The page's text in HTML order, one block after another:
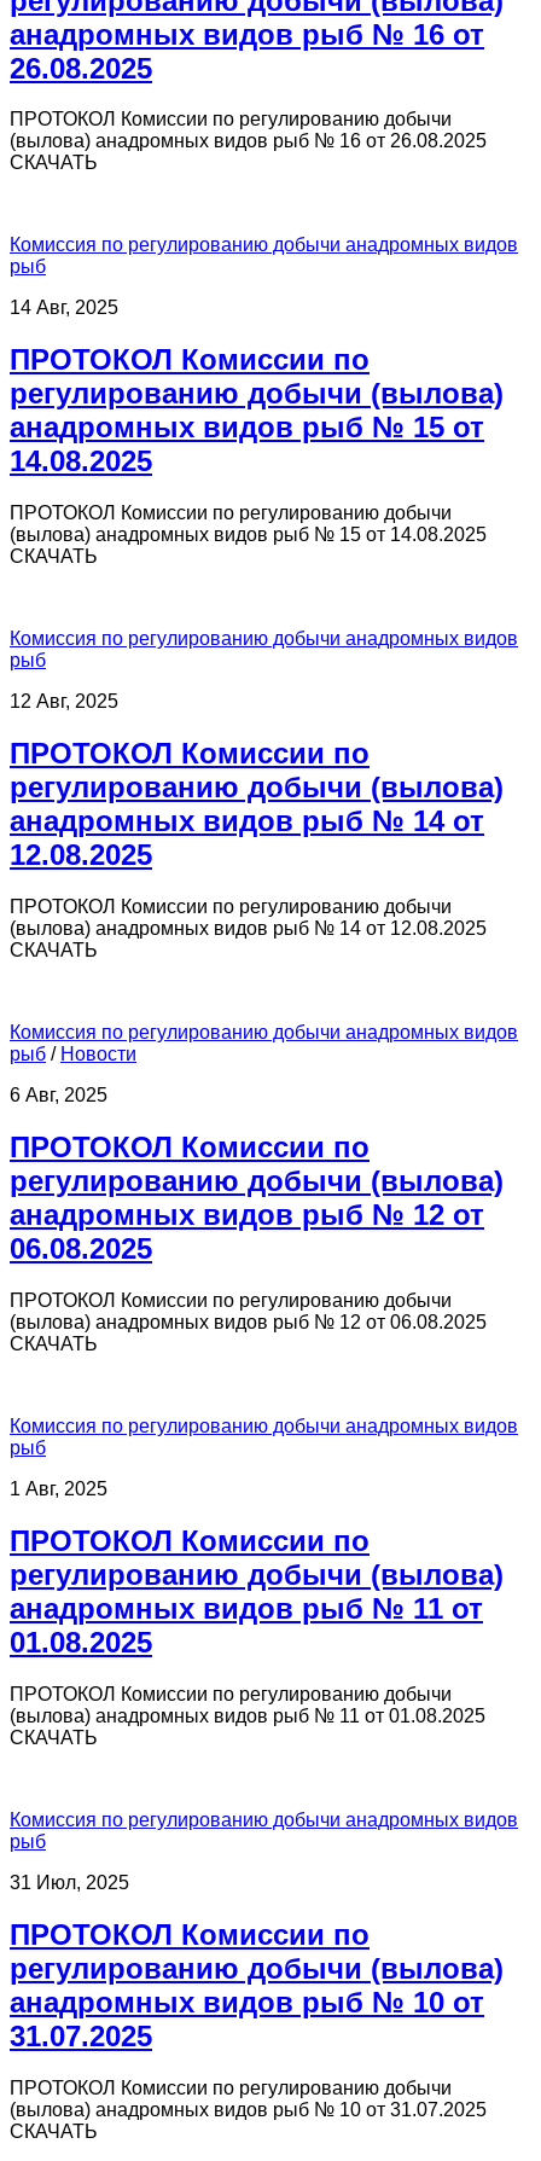
анадромных видов рыб № 16 от
26.08.2025
ПРОТОКОЛ Комиссии по регулированию добычи
(вылова) анадромных видов рыб № 16 от 26.08.2025
СКАЧАТЬ
Комиссия по регулированию добычи анадромных видов
рыб
14 Авг, 2025
ПРОТОКОЛ Комиссии по
регулированию добычи (вылова)
анадромных видов рыб № 15 от
14.08.2025
ПРОТОКОЛ Комиссии по регулированию добычи
(вылова) анадромных видов рыб № 15 от 14.08.2025
СКАЧАТЬ
Комиссия по регулированию добычи анадромных видов
рыб
12 Авг, 2025
ПРОТОКОЛ Комиссии по
регулированию добычи (вылова)
анадромных видов рыб № 14 от
12.08.2025
ПРОТОКОЛ Комиссии по регулированию добычи
(вылова) анадромных видов рыб № 14 от 12.08.2025
СКАЧАТЬ
Комиссия по регулированию добычи анадромных видов
рыб / Новости
6 Авг, 2025
ПРОТОКОЛ Комиссии по
регулированию добычи (вылова)
анадромных видов рыб № 12 от
06.08.2025
ПРОТОКОЛ Комиссии по регулированию добычи
(вылова) анадромных видов рыб № 12 от 06.08.2025
СКАЧАТЬ
Комиссия по регулированию добычи анадромных видов
рыб
1 Авг, 2025
ПРОТОКОЛ Комиссии по
регулированию добычи (вылова)
анадромных видов рыб № 11 от
01.08.2025
ПРОТОКОЛ Комиссии по регулированию добычи
(вылова) анадромных видов рыб № 11 от 01.08.2025
СКАЧАТЬ
Комиссия по регулированию добычи анадромных видов
рыб
31 Июл, 2025
ПРОТОКОЛ Комиссии по
регулированию добычи (вылова)
анадромных видов рыб № 10 от
31.07.2025
ПРОТОКОЛ Комиссии по регулированию добычи
(вылова) анадромных видов рыб № 10 от 31.07.2025
СКАЧАТЬ